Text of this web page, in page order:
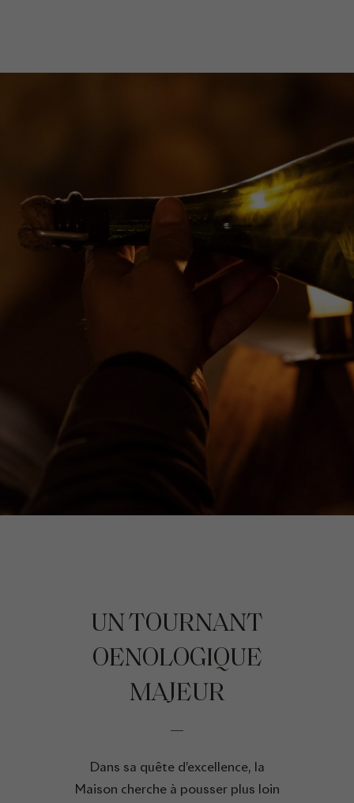
UN TOURNANT
OENOLOGIQUE
MAJEUR
Dans sa quête d’excellence, la
Maison cherche à pousser plus loin